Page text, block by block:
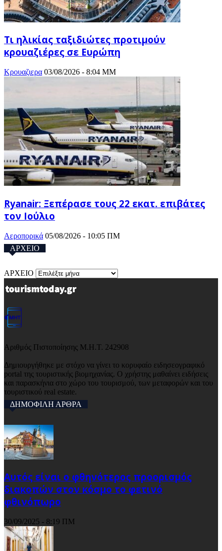
Τι ηλικίας ταξιδιώτες προτιμούν
κρουαζιέρες σε Ευρώπη
Κρουαζιερα 03/08/2026 - 8:04 ΜΜ
Ryanair: Ξεπέρασε τους 22 εκατ. επιβάτες
τον Ιούλιο
Αεροπορικά 05/08/2026 - 10:05 ΠΜ
ΑΡΧΕΙΟ
ΑΡΧΕΙΟ
Αριθμός Πιστοποίησης Μ.Η.Τ. 242908
Δημιουργήθηκε με στόχο να γίνει το κορυφαίο ειδησεογραφικό
portal της τουριστικής βιομηχανίας. Ο χρήστης μαθαίνει ειδήσεις
και παρασκήνια στο χώρο του τουρισμού, των μεταφορών και του
τουριστικού real estate.
ΔΗΜΟΦΙΛΗ ΑΡΘΡΑ
Αυτός είναι ο φθηνότερος προορισμός
διακοπών στον κόσμο το φετινό
φθινόπωρο
30/09/2025 - 8:19 ΠΜ